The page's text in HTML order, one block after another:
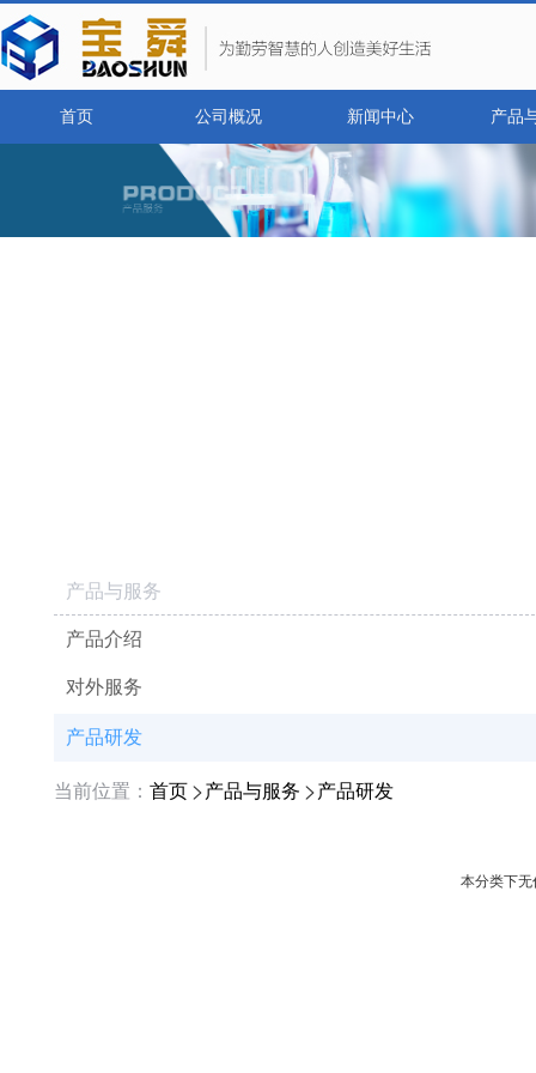
首页 公司概况 新闻中心 产品
产品与服务
产品介绍
对外服务
产品研发
当前位置： 首页 产品与服务 产品研发
本分类下